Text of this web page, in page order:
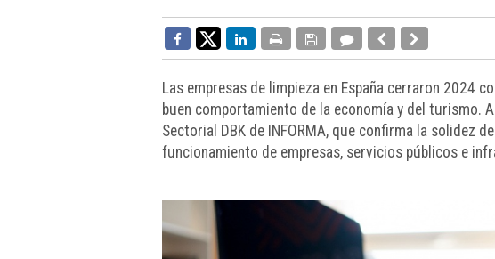
Las empresas de limpieza en España cerraron 2024
buen comportamiento de la economía y del turismo.
Sectorial DBK de INFORMA, que confirma la solidez
funcionamiento de empresas, servicios públicos e